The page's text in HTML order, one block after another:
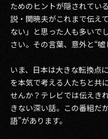
ためのヒントが隠されてい
説・関暁夫がこれまで伝え
ない」と思った人も多いで
さい。その言葉、意外と“
いま、日本は大きな転換点
を本気で考える人たちと共
せんか？テレビでは伝えき
きない深い話。この番組だ
語”があります。